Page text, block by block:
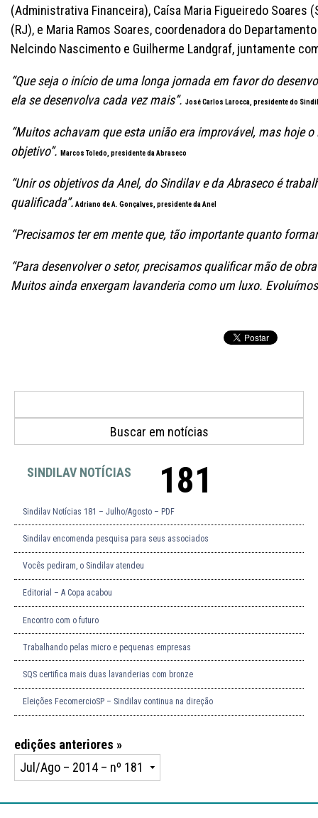
(Administrativa Financeira), Caísa Maria Figueiredo Soares
(RJ), e Maria Ramos Soares, coordenadora do
Nelcindo Nascimento e Guilherme Landgraf, juntamente
“Que seja o início de uma longa jornada em favor do
ela se desenvolva cada vez mais”. José Carlos Larocca, presidente do
“Muitos achavam que esta união era improvável, mas hoje
objetivo”.
Marcos Toledo, presidente da Abraseco
“Unir os objetivos da Anel, do Sindilav e da Abraseco é
qualificada”. Adriano de A. Gonçalves, presidente da Anel
“Precisamos ter em mente que, tão importante quanto
“Para desenvolver o setor, precisamos qualificar mão de
Muitos ainda enxergam lavanderia como um luxo.
SINDILAV NOTÍCIAS 181
Sindilav Notícias 181 – Julho/Agosto – PDF
Sindilav encomenda pesquisa para seus associados
Vocês pediram, o Sindilav atendeu
Editorial – A Copa acabou
Encontro com o futuro
Trabalhando pelas micro e pequenas empresas
SQS certifica mais duas lavanderias com bronze
Eleições FecomercioSP – Sindilav continua na direção
edições anteriores »